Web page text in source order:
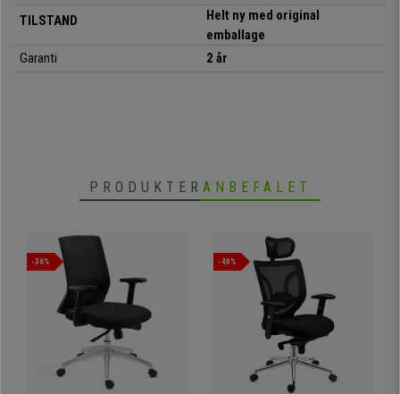
forskellen. Dens pris andre steder ville være højere. Hos Kontorstolepro.dk
tilbyder vi dig den til den bedste pris og med den mest komplette garanti
• Velegnet til 8 timers daglig brug
Gummihjul til alle gulvtyper
TILSTAND
Helt ny med original
emballage
Garanti
2 år
PRODUKTER ANBEFALET
-36% -40%